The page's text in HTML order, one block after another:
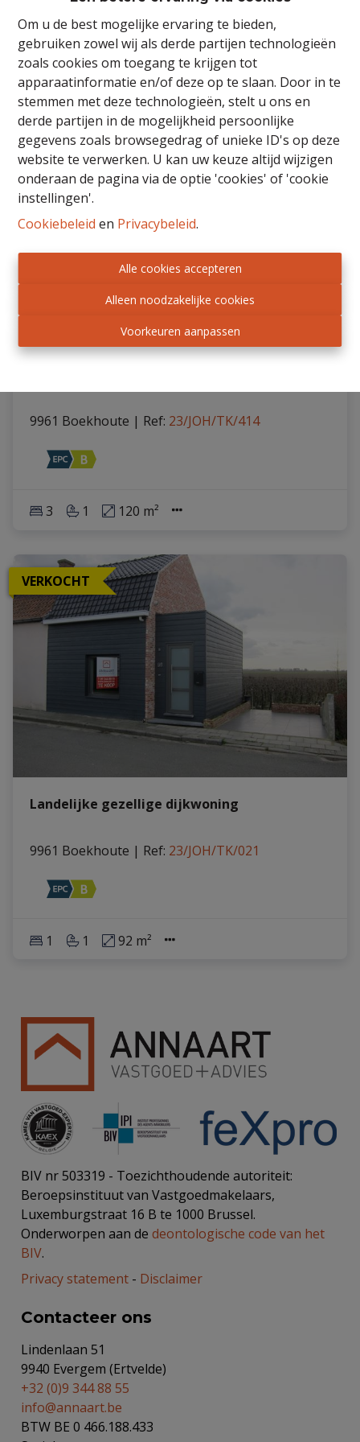
Om u de best mogelijke ervaring te bieden,
gebruiken zowel wij als derde partijen technologieën
zoals cookies om toegang te krijgen tot
apparaatinformatie en/of deze op te slaan. Door in te
stemmen met deze technologieën, stelt u ons en
derde partijen in de mogelijkheid persoonlijke
gegevens zoals browsegedrag of unieke ID's op deze
website te verwerken. U kan uw keuze altijd wijzigen
onderaan de pagina via de optie 'cookies' of 'cookie
instellingen'.
Cookiebeleid en Privacybeleid.
Alle cookies accepteren
Alleen noodzakelijke cookies
Voorkeuren aanpassen
3 1 140 m²
VERKOCHT
9961 Boekhoute | Ref: 23/JOH/TK/414
3 1 120 m²
VERKOCHT
Landelijke gezellige dijkwoning
9961 Boekhoute | Ref: 23/JOH/TK/021
1 1 92 m²
BIV nr 503319 - Toezichthoudende autoriteit:
Beroepsinstituut van Vastgoedmakelaars,
Luxemburgstraat 16 B te 1000 Brussel.
Onderworpen aan de deontologische code van het
BIV.
Privacy statement - Disclaimer
Contacteer ons
Lindenlaan 51
9940 Evergem (Ertvelde)
+32 (0)9 344 88 55
info@annaart.be
BTW BE 0 466.188.433